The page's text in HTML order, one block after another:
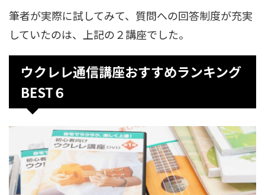
筆者が実際に試してみて、質問への回答制度が充実
していたのは、上記の２講座でした。
ウクレレ通信講座おすすめランキング
BEST６